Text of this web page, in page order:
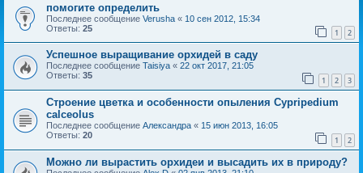
помогите определить
Последнее сообщение Verusha « 10 сен 2012, 15:34
Ответы: 25 1 2
Успешное выращивание орхидей в саду
Последнее сообщение Taisiya « 22 окт 2017, 21:05
Ответы: 35 1 2 3
Строение цветка и особенности опыления Cypripedium
calceolus
Последнее сообщение Александра « 15 июн 2013, 16:05
Ответы: 20 1 2
Можно ли вырастить орхидеи и высадить их в природу?